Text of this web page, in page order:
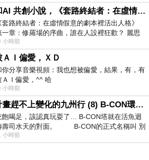
和AI 共創小說，《套路終結者：在虛情假意的劇本裡活出人格》
套路終結者：在虛情假意的劇本裡活出人格》
一章：修羅場的序曲，誰在人設裡狂歡？ 麗思
爾頓酒店的總統套房內，燈光昏
小時前
ＡＩ偏愛，ＸＤ
你分享音樂視頻：我也想被偏愛，結果，有，有
ＡＩ偏愛，^^ 哈
小時前
計畫趕不上變化的九州行 (8) B-CON環球塔
飽喝足，該認真玩耍了… B-CON塔就在活魚迴
壽司水天的對面。 B-CON的正式名稱叫 別
小時前